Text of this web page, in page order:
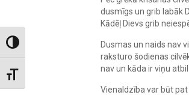
Toggle High Contrast
Toggle Font size
dusmīgs un grib labāk
Kādēļ Dievs grib
Dusmas un naids nav
raksturo šodienas
nav un kāda ir viņu
Vienaldzība var būt